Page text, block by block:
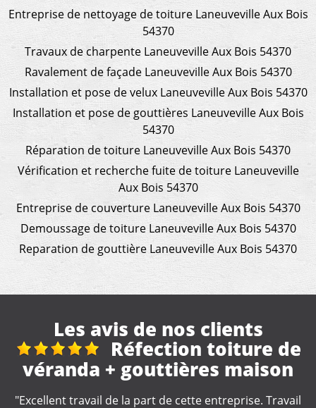
Entreprise de nettoyage de toiture Laneuveville Aux Bois
54370
Travaux de charpente Laneuveville Aux Bois 54370
Ravalement de façade Laneuveville Aux Bois 54370
Installation et pose de velux Laneuveville Aux Bois 54370
Installation et pose de gouttières Laneuveville Aux Bois
54370
Réparation de toiture Laneuveville Aux Bois 54370
Vérification et recherche fuite de toiture Laneuveville
Aux Bois 54370
Entreprise de couverture Laneuveville Aux Bois 54370
Demoussage de toiture Laneuveville Aux Bois 54370
Reparation de gouttière Laneuveville Aux Bois 54370
Les avis de nos clients
Nettoyage gouttières
"Artisan très professionnel et d'une efficacité
remarquable. Je recommande."